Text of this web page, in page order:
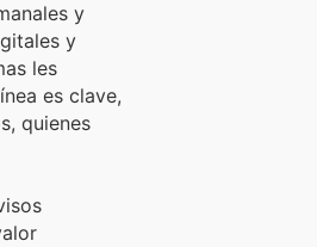
y
y
les
es clave,
quienes